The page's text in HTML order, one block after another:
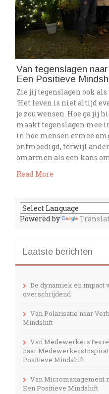
Van tegenslagen
Een Positieve
Zie jij tegenslagen ook
‘Het leven is niet altijd
je zou wensen. Hoe ga jij
maakt tegenslagen mee
in hoe mensen ermee
ontmoedigd, terwijl
omarmen als een kans
Read More
Powered by
Laatste berichten
De dynamiek en impact
overschrijdend
Van Polarisatie naar
Mindshift
Van
naar
Positieve Mindshift
Van Micromanagement
Een Positieve Mindshift